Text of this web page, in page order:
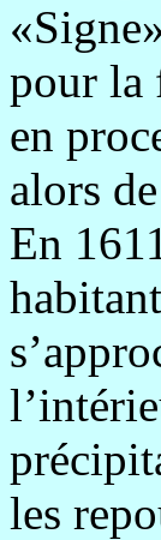
pour la
en
alors
En
les